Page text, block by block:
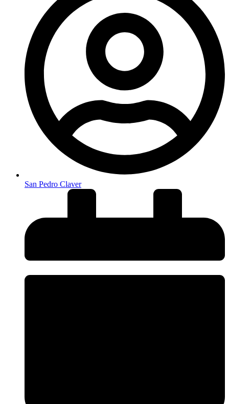
San Pedro Claver